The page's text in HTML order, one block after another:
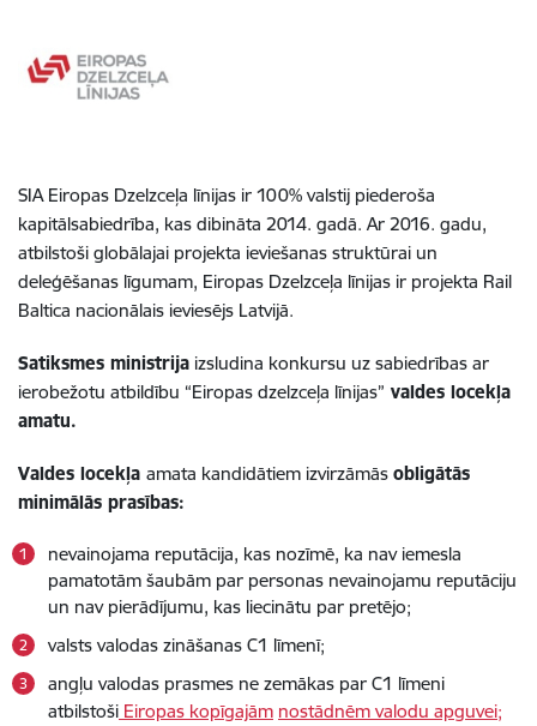
SIA Eiropas Dzelzceļa līnijas ir 100% valstij piederoša
kapitālsabiedrība, kas dibināta 2014. gadā. Ar 2016. gadu,
atbilstoši globālajai projekta ieviešanas struktūrai un
deleģēšanas līgumam, Eiropas Dzelzceļa līnijas ir projekta Rail
Baltica nacionālais ieviesējs Latvijā.
Satiksmes ministrija izsludina konkursu uz sabiedrības ar
ierobežotu atbildību “Eiropas dzelzceļa līnijas” valdes locekļa
amatu.
Valdes locekļa amata kandidātiem izvirzāmās obligātās
minimālās prasības:
nevainojama reputācija, kas nozīmē, ka nav iemesla
pamatotām šaubām par personas nevainojamu reputāciju
un nav pierādījumu, kas liecinātu par pretējo;
valsts valodas zināšanas C1 līmenī;
angļu valodas prasmes ne zemākas par C1 līmeni
atbilstoši Eiropas kopīgajām nostādnēm valodu apguvei;